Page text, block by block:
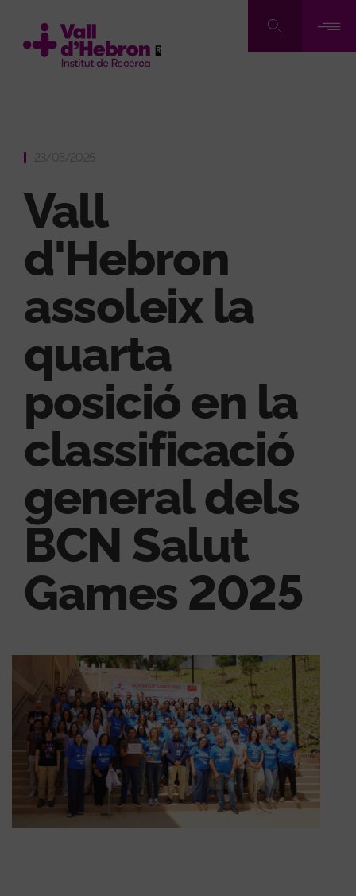
contingut
23/05/2025
Vall
d'Hebron
assoleix la
quarta
posició en la
classificació
general dels
BCN Salut
Games 2025